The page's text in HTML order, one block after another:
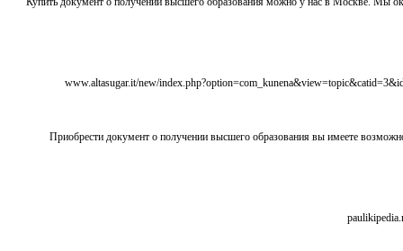
Приобрести документ о получении высшего образования вы имеете